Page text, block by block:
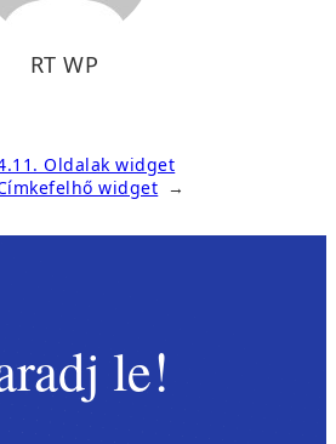
RT WP
Oldalak widget
widget →
le!